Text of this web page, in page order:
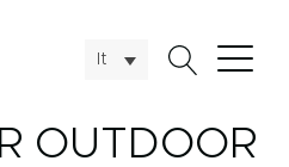
It
OUTDOOR